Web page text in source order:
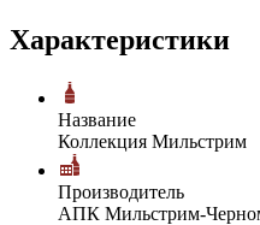
Характеристики
Название
Коллекция Мильстрим
Производитель
АПК Мильстрим-